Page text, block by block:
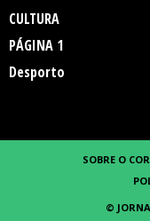
CULTURA
PÁGINA 1
Desporto
SOBRE O
©